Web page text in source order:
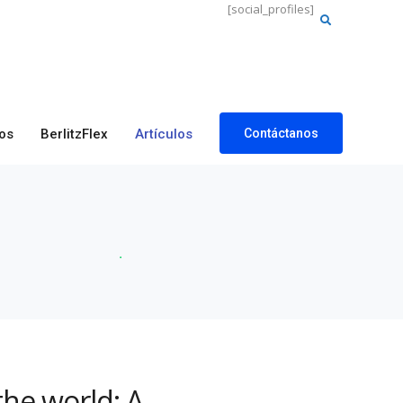
Buscar:
[social_profiles]
BerlitzFlex Artículos Contáctanos